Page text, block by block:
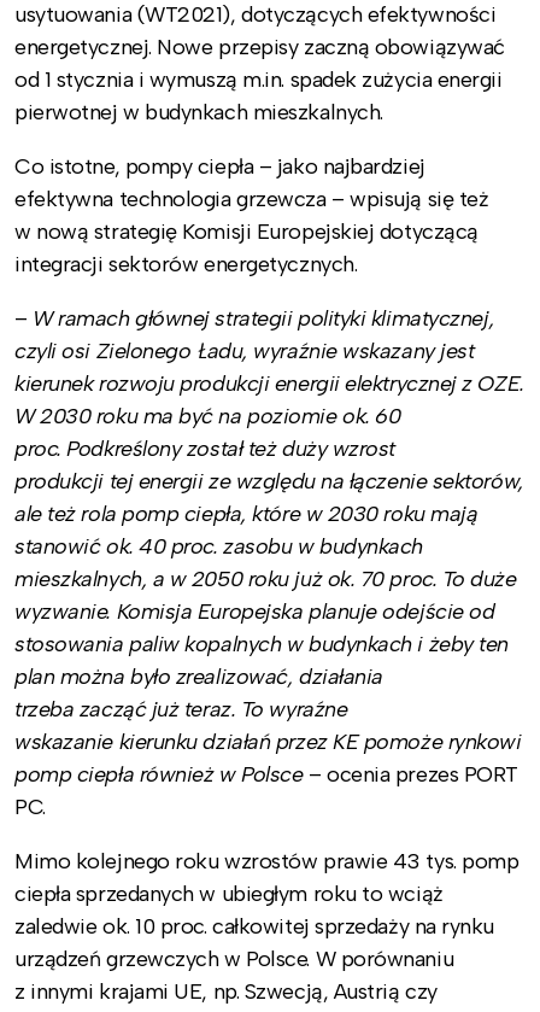
usytuowania (WT2021), dotyczących efektywności
energetycznej. Nowe przepisy zaczną obowiązywać
od 1 stycznia i wymuszą m.in. spadek zużycia energii
pierwotnej w budynkach mieszkalnych.
Co istotne, pompy ciepła – jako najbardziej
efektywna technologia grzewcza – wpisują się też
w nową strategię Komisji Europejskiej dotyczącą
integracji sektorów energetycznych.
– W ramach głównej strategii polityki klimatycznej,
czyli osi Zielonego Ładu, wyraźnie wskazany jest
kierunek rozwoju produkcji energii elektrycznej z OZE.
W 2030 roku ma być na poziomie ok. 60
proc. Podkreślony został też duży wzrost
produkcji tej energii ze względu na łączenie sektorów,
ale też rola pomp ciepła, które w 2030 roku mają
stanowić ok. 40 proc. zasobu w budynkach
mieszkalnych, a w 2050 roku już ok. 70 proc. To duże
wyzwanie. Komisja Europejska planuje odejście od
stosowania paliw kopalnych w budynkach i żeby ten
plan można było zrealizować, działania
trzeba zacząć już teraz. To wyraźne
wskazanie kierunku działań przez KE pomoże rynkowi
pomp ciepła również w Polsce– ocenia prezes PORT
PC.
Mimo kolejnego roku wzrostów prawie 43 tys. pomp
ciepła sprzedanych w ubiegłym roku to wciąż
zaledwie ok. 10 proc. całkowitej sprzedaży na rynku
urządzeń grzewczych w Polsce. W porównaniu
z innymi krajami UE, np. Szwecją, Austrią czy